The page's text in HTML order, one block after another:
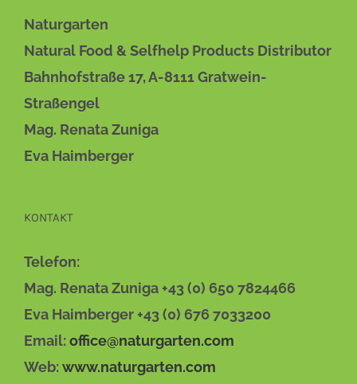
DIE
OPTIONEN
KÖNNEN
Naturgarten
Natural Food & Selfhelp Products Distributor
Bahnhofstraße 17, A-8111 Gratwein-
Straßengel
Mag. Renata Zuniga
Eva Haimberger
KONTAKT
Telefon:
Mag. Renata Zuniga +43 (0) 650 7824466
Eva Haimberger +43 (0) 676 7033200
Email:office@naturgarten.com
Web:www.naturgarten.com